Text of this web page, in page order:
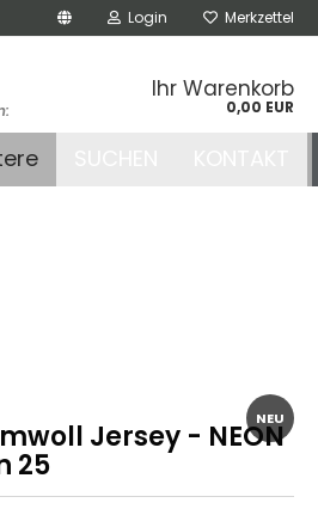
Login Merkzettel
Ihr Warenkorb
0,00 EUR
NEU
Jersey - NEON
25